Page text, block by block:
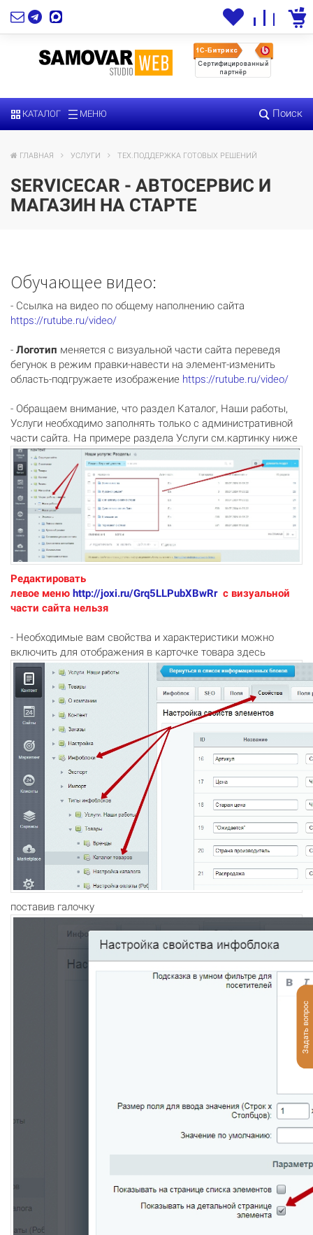
КАТАЛОГ МЕНЮ Поиск
ГЛАВНАЯ УСЛУГИ ТЕХ.ПОДДЕРЖКА ГОТОВЫХ РЕШЕНИЙ
SERVICECAR - АВТОСЕРВИС И
МАГАЗИН НА СТАРТЕ
Обучающее видео:
- Ссылка на видео по общему наполнению сайта
https://rutube.ru/video/
- Логотип меняется с визуальной части сайта переведя
бегунок в режим правки-навести на элемент-изменить
область-подгружаете изображение https://rutube.ru/video/
- Обращаем внимание, что раздел Каталог, Наши работы,
Услуги необходимо заполнять только с административной
части сайта. На примере раздела Услуги см.картинку ниже
Редактировать
левое меню http://joxi.ru/Grq5LLPubXBwRr с визуальной
части сайта нельзя
- Необходимые вам свойства и характеристики можно
включить для отображения в карточке товара здесь
поставив галочку
Задать вопрос